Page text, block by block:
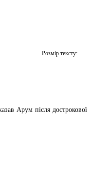
Розмір тексту:
Арум після дострокової